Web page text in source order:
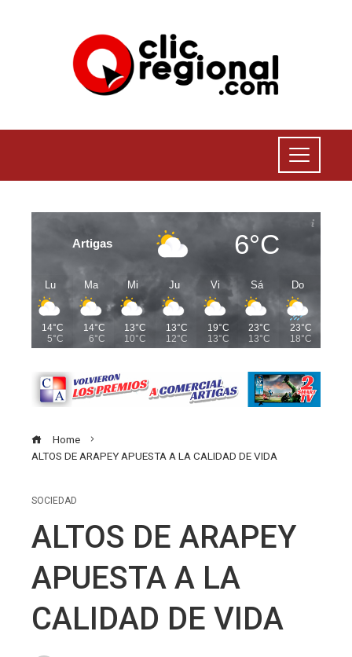
Artigas 6°C
Lu
14°C
5°C
Ma
14°C
6°C
Mi
13°C
10°C
Ju
13°C
12°C
Vi
19°C
13°C
Sá
23°C
13°C
Do
23°C
18°C
Home
ALTOS DE ARAPEY APUESTA A LA CALIDAD DE VIDA
SOCIEDAD
ALTOS DE ARAPEY
APUESTA A LA
CALIDAD DE VIDA